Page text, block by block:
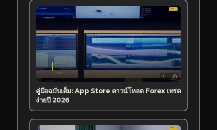
คู่มือฉบับเต็ม: App Store ดาวน์โหลด Forex เทรด
ง่ายปี 2026